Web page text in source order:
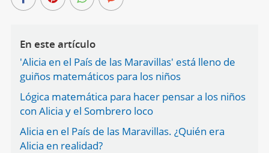
En este artículo
'Alicia en el País de las Maravillas' está lleno de
guiños matemáticos para los niños
Lógica matemática para hacer pensar a los niños
con Alicia y el Sombrero loco
Alicia en el País de las Maravillas. ¿Quién era
Alicia en realidad?